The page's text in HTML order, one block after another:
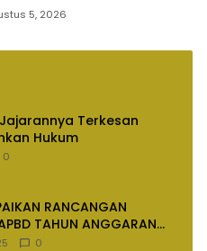
5, 2026
Terkesan
Hukum
0
RANCANGAN
TAHUN ANGGARAN
0